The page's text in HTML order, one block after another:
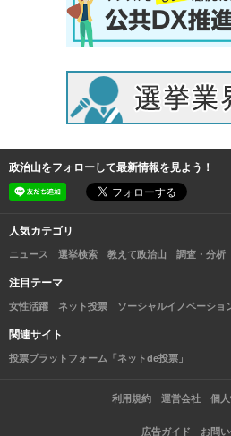
政治山をフォローして最新情報を見よう！
人気カテゴリ
ニュース 選挙検索 教えて政治山 調査・分析
注目テーマ
女性活躍 ネット投票 ソーシャルイノベーショ
関連サイト
投票プラットフォーム「ネットde投票」
利用規約 運営会社 個
広告ガイド お問